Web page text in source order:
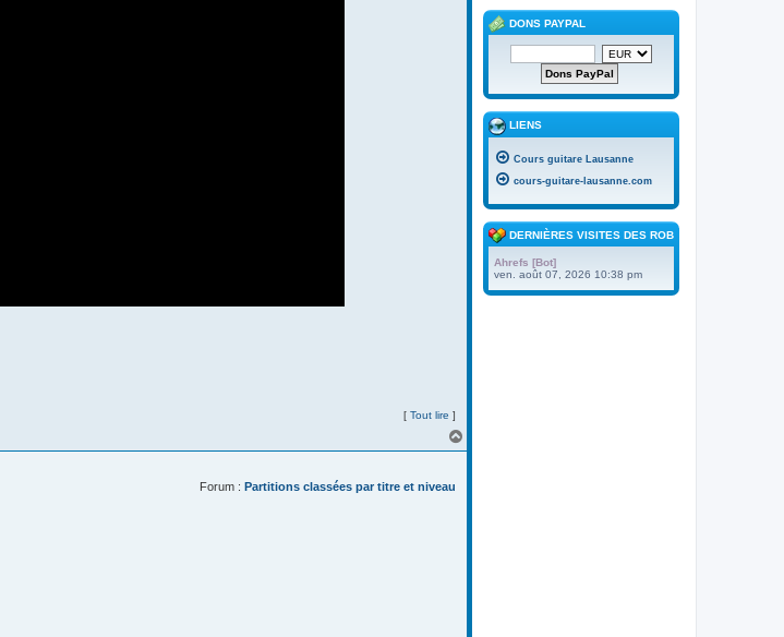
[ Tout lire ]
a
Forum : Partitions classées par titre et niveau
DONS PAYPAL
LIENS
Cours guitare Lausanne
cours-guitare-lausanne.com
DERNIÈRES VISITES DES ROBOTS
Ahrefs [Bot]
ven. août 07, 2026 10:38 pm